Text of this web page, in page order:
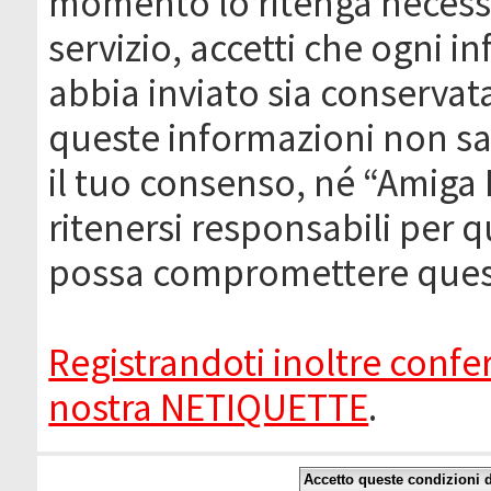
servizio, accetti che ogni
abbia inviato sia
queste informazioni non
il tuo consenso, né
ritenersi responsabili per
possa compromettere
Registrandoti inoltre
nostra NETIQUETTE.